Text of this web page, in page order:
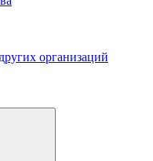
организаций